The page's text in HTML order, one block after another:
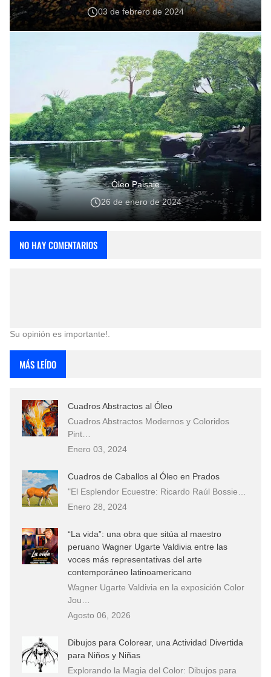
03 de febrero de 2024
Óleo Paisaje
26 de enero de 2024
NO HAY COMENTARIOS
Su opinión es importante!.
MÁS LEÍDO
Cuadros Abstractos al Óleo
Cuadros Abstractos Modernos y Coloridos
Pint…
Enero 03, 2024
Cuadros de Caballos al Óleo en Prados
"El Esplendor Ecuestre: Ricardo Raúl Bossie…
Enero 28, 2024
“La vida”: una obra que sitúa al maestro
peruano Wagner Ugarte Valdivia entre las
voces más representativas del arte
contemporáneo latinoamericano
Wagner Ugarte Valdivia en la exposición Color
Jou…
Agosto 06, 2026
Dibujos para Colorear, una Actividad Divertida
para Niños y Niñas
Explorando la Magia del Color: Dibujos para